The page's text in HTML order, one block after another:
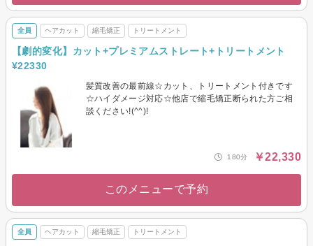
全員 ヘアカット 縮毛矯正 トリートメント
【劇的変化】カット+プレミアムストレート+トリートメント
¥22330
髪質改善の最前線☆カット、トリートメント付きです
☆ハイダメージ対応☆他店で縮毛矯正断られた方ご相
談ください!(^^)!
180分 ￥22,330
このメニューで予約
全員 ヘアカット 縮毛矯正 トリートメント